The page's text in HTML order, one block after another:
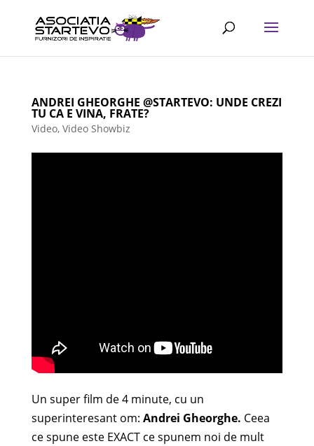
ANDREI GHEORGHE @STARTEVO: UNDE CREZI
TU CA E VINA, FRATE?
Video, Video Showbiz
Un super film de 4 minute, cu un
superinteresant om: Andrei Gheorghe. Ceea
ce spune este EXACT ce spunem noi de mult